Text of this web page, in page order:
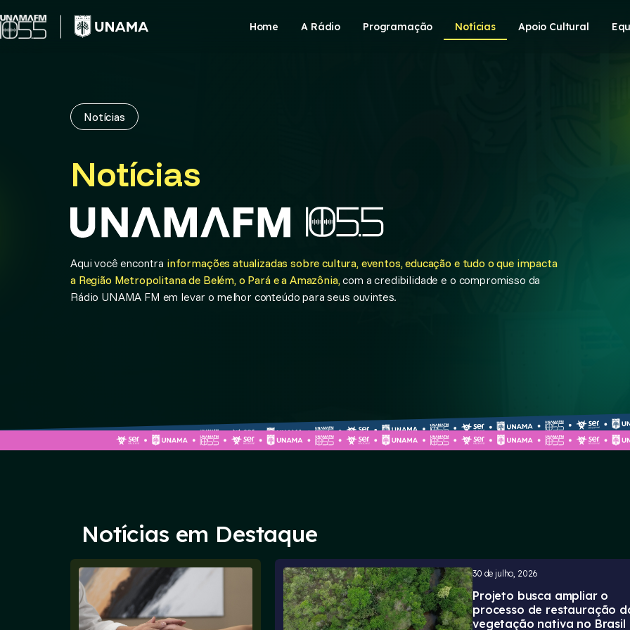
to
content
Home A Rádio Programação Notícias Apoio Cultural
Notícias
Notícias
Aqui você encontra informações atualizadas sobre cultura, eventos, educação e tudo o que impacta
a Região Metropolitana de Belém, o Pará e a Amazônia,com a credibilidade e o compromisso da
Rádio UNAMA FM em levar o melhor conteúdo para seus ouvintes.
Notícias em Destaque
30 de julho, 2026
Projeto busca ampliar o
processo de restauração
vegetação nativa no Brasil